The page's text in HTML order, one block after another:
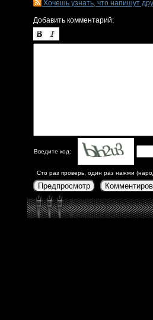
Хочешь узнать, что напишут
Добавить комментарий:
Введите код:
Сто раз проверь, один раз нажми
Предпросмотр